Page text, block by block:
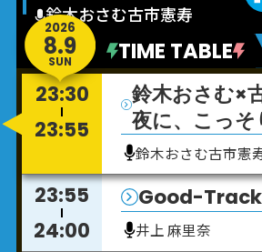
鈴木おさむ古市憲寿
TIME TABLE
2026
8.9
SUN
23:30
23:55
鈴木おさむ×
夜に、こっそ
鈴木おさむ古市憲
23:55
24:00
Good-Track
井上 麻里奈